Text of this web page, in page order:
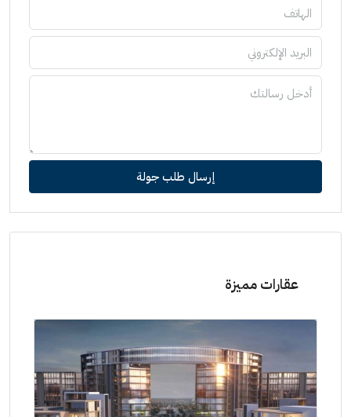
إرسال طلب جولة
عقارات مميزة